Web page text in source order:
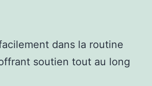
dans la routine
soutien tout au long